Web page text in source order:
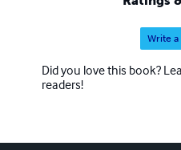
narrativa y poesía, charlas
adultos y charlas sobre cada
https://
Write
Did you love this book?
readers!